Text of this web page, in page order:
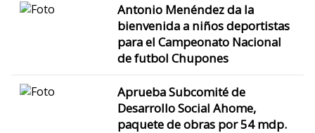
Antonio Menéndez da la
bienvenida a niños deportistas
para el Campeonato Nacional
de futbol Chupones
Aprueba Subcomité de
Desarrollo Social Ahome,
paquete de obras por 54 mdp.